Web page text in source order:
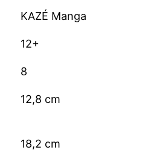
KAZÉ Manga
12+
8
12,8 cm
18,2 cm